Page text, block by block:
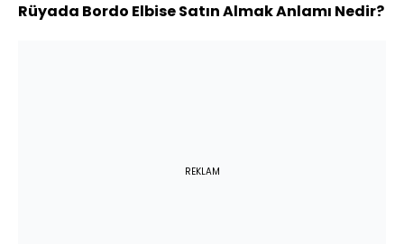
Rüyada Bordo Elbise Satın Almak Anlamı Nedir?
REKLAM